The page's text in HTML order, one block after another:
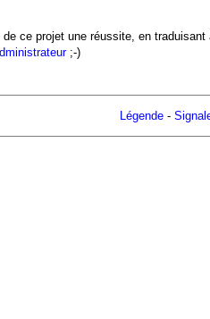
ce projet une réussite, en
;-)
Légende-